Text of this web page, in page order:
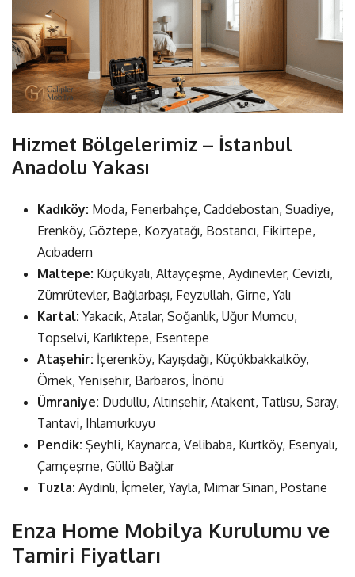
Hizmet Bölgelerimiz – İstanbul
Anadolu Yakası
Kadıköy: Moda, Fenerbahçe, Caddebostan, Suadiye,
Erenköy, Göztepe, Kozyatağı, Bostancı, Fikirtepe,
Acıbadem
Maltepe: Küçükyalı, Altayçeşme, Aydınevler, Cevizli,
Zümrütevler, Bağlarbaşı, Feyzullah, Girne, Yalı
Kartal: Yakacık, Atalar, Soğanlık, Uğur Mumcu,
Topselvi, Karlıktepe, Esentepe
Ataşehir: İçerenköy, Kayışdağı, Küçükbakkalköy,
Örnek, Yenişehir, Barbaros, İnönü
Ümraniye: Dudullu, Altınşehir, Atakent, Tatlısu, Saray,
Tantavi, Ihlamurkuyu
Pendik: Şeyhli, Kaynarca, Velibaba, Kurtköy, Esenyalı,
Çamçeşme, Güllü Bağlar
Tuzla: Aydınlı, İçmeler, Yayla, Mimar Sinan, Postane
Enza Home Mobilya Kurulumu ve
Tamiri Fiyatları